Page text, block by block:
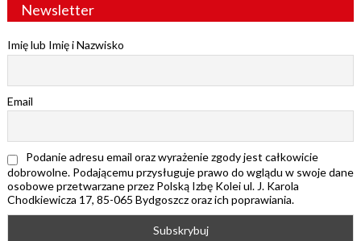
Newsletter
Imię lub Imię i Nazwisko
Email
Podanie adresu email oraz wyrażenie zgody jest całkowicie
dobrowolne. Podającemu przysługuje prawo do wglądu w swoje dane
osobowe przetwarzane przez Polską Izbę Kolei ul. J. Karola
Chodkiewicza 17, 85-065 Bydgoszcz oraz ich poprawiania.